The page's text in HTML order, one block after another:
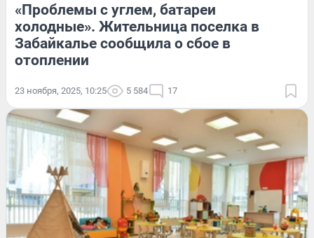
«Проблемы с углем, батареи
холодные». Жительница поселка в
Забайкалье сообщила о сбое в
отоплении
23 ноября, 2025, 10:25 5 584 17